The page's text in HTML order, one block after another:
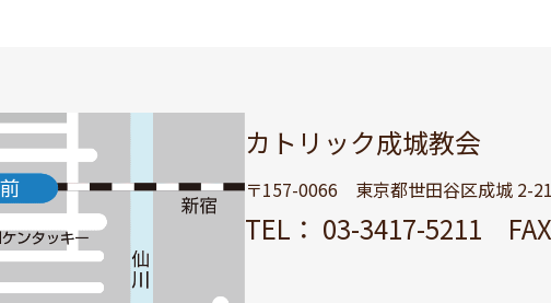
カトリック成城教会
〒157-0066 東京都世田谷区成城 2-
TEL： 03-3417-5211